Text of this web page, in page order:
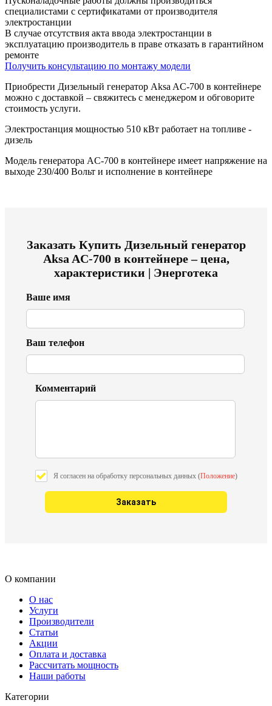
специалистами с сертификатами от производителя
электростанции
В случае отсутствия акта ввода электростанции в
эксплуатацию производитель в праве отказать в гарантийном
ремонте
Получить консультацию по монтажу модели
Приобрести Дизельный генератор Aksa AC-700 в контейнере
можно с доставкой – свяжитесь с менеджером и обговорите
стоимость услуги.
Электростанция мощностью 510 кВт работает на топливе -
дизель
Модель генератора AC-700 в контейнере имеет напряжение на
выходе 230/400 Вольт и исполнение в контейнере
Заказать Купить Дизельный генератор
Aksa AC-700 в контейнере – цена,
характеристики | Энерготека
Ваше имя
Ваш телефон
Комментарий
Я согласен на обработку персональных данных (Положение)
О компании
О нас
Услуги
Производители
Статьи
Акции
Оплата и доставка
Рассчитать мощность
Наши работы
Категории